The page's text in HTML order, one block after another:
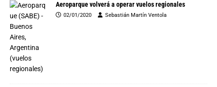
Aeroparque volverá a operar vuelos regionales
02/01/2020 Sebastián Martín Ventola